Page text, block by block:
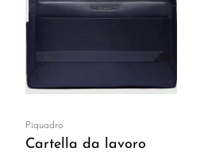
Piquadro
Cartella da lavoro